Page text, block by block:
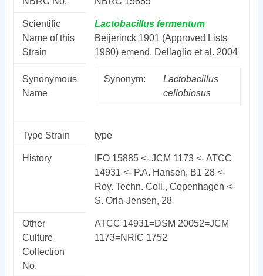
Scientific
Name of this
Strain
Lactobacillus fermentum
Beijerinck 1901 (Approved Lists
1980) emend. Dellaglio et al. 2004
Synonymous
Name
Synonym:
Lactobacillus
cellobiosus
Type Strain type
History
IFO 15885 <- JCM 1173 <- ATCC
14931 <- P.A. Hansen, B1 28 <-
Roy. Techn. Coll., Copenhagen <-
S. Orla-Jensen, 28
Other
Culture
Collection
No.
ATCC 14931=DSM 20052=JCM
1173=NRIC 1752